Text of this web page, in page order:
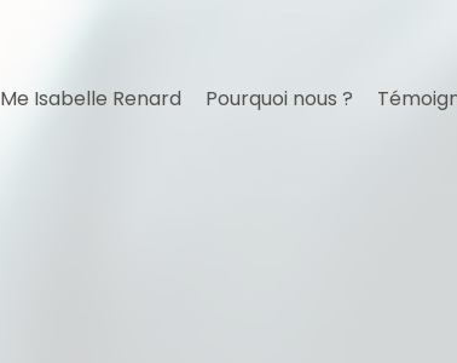
Me Isabelle Renard Pourquoi nous ?